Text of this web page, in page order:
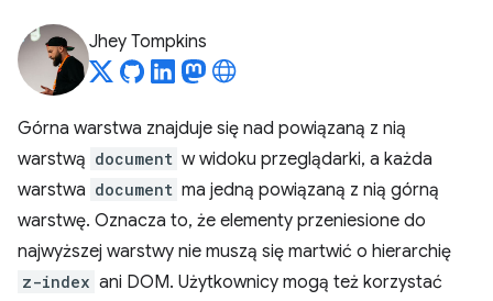
Jhey Tompkins
Górna warstwa znajduje się nad powiązaną z nią
warstwą document w widoku przeglądarki, a każda
warstwa document ma jedną powiązaną z nią górną
warstwę. Oznacza to, że elementy przeniesione do
najwyższej warstwy nie muszą się martwić o hierarchię
z-index ani DOM. Użytkownicy mogą też korzystać